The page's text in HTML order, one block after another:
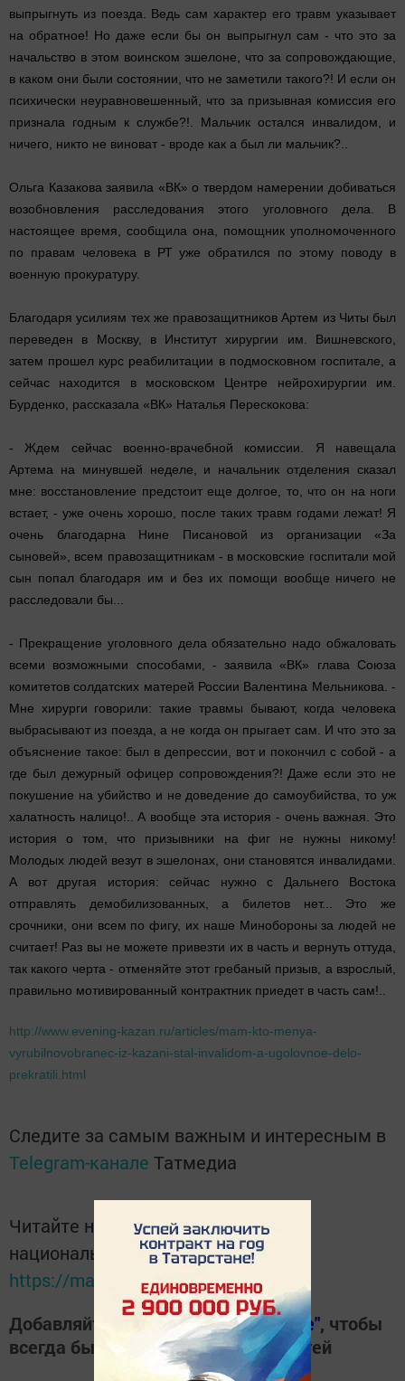
выпрыгнуть из поезда. Ведь сам характер его травм указывает
на обратное! Но даже если бы он выпрыгнул сам - что это за
начальство в этом воинском эшелоне, что за сопровождающие,
в каком они были состоянии, что не заметили такого?! И если он
психически неуравновешенный, что за призывная комиссия его
признала годным к службе?!. Мальчик остался инвалидом, и
ничего, никто не виноват - вроде как а был ли мальчик?..
Ольга Казакова заявила «ВК» о твердом намерении добиваться
возобновления расследования этого уголовного дела. В
настоящее время, сообщила она, помощник уполномоченного
по правам человека в РТ уже обратился по этому поводу в
военную прокуратуру.
Благодаря усилиям тех же правозащитников Артем из Читы был
переведен в Москву, в Институт хирургии им. Вишневского,
затем прошел курс реабилитации в подмосковном госпитале, а
сейчас находится в московском Центре нейрохирургии им.
Бурденко, рассказала «ВК» Наталья Перескокова:
- Ждем сейчас военно-врачебной комиссии. Я навещала
Артема на минувшей неделе, и начальник отделения сказал
мне: восстановление предстоит еще долгое, то, что он на ноги
встает, - уже очень хорошо, после таких травм годами лежат! Я
очень благодарна Нине Писановой из организации «За
сыновей», всем правозащитникам - в московские госпитали мой
сын попал благодаря им и без их помощи вообще ничего не
расследовали бы...
- Прекращение уголовного дела обязательно надо обжаловать
всеми возможными способами, - заявила «ВК» глава Союза
комитетов солдатских матерей России Валентина Мельникова. -
Мне хирурги говорили: такие травмы бывают, когда человека
выбрасывают из поезда, а не когда он прыгает сам. И что это за
объяснение такое: был в депрессии, вот и покончил с собой - а
где был дежурный офицер сопровождения?! Даже если это не
покушение на убийство и не доведение до самоубийства, то уж
халатность налицо!.. А вообще эта история - очень важная. Это
история о том, что призывники на фиг не нужны никому!
Молодых людей везут в эшелонах, они становятся инвалидами.
А вот другая история: сейчас нужно с Дальнего Востока
отправлять демобилизованных, а билетов нет... Это же
срочники, они всем по фигу, их наше Минобороны за людей не
считает! Раз вы не можете привезти их в часть и вернуть оттуда,
так какого черта - отменяйте этот гребаный призыв, а взрослый,
правильно мотивированный контрактник приедет в часть сам!..
http://www.evening-kazan.ru/articles/mam-kto-menya-
vyrubilnovobranec-iz-kazani-stal-invalidom-a-ugolovnoe-delo-
prekratili.html
Следите за самым важным и интересным в
Telegram-канале Татмедиа
Читайте новости Татарстана в
национальном мессенджере MАХ:
https://max.ru/tatmedia
Добавляйте наш сайт в"Избранные", чтобы
всегда быть в курсе свежих новостей